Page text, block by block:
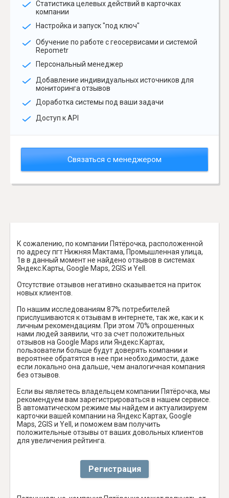
Статистика целевых действий в карточках
компании
Настройка и запуск "под ключ"
Обучение по работе с геосервисами и системой
Repometr
Персональный менеджер
Добавление индивидуальных источников для
мониторинга отзывов
Доработка системы под ваши задачи
Доступ к API
Связаться с менеджером
К сожалению, по компании Пятёрочка, расположенной
по адресу пгт Нижняя Мактама, Промышленная улица,
1в в данный момент не найдено отзывов в системах
Яндекс.Карты, Google Maps, 2GIS и Yell.
Отсутствие отзывов негативно сказывается на приток
новых клиентов.
По нашим исследованиям 87% потребителей
прислушиваются к отзывам в интернете, так же, как и к
личным рекомендациям. При этом 70% опрошенных
нами людей заявили, что за счет положительных
отзывов на Google Maps или Яндекс.Картах,
пользователи больше будут доверять компании и
вероятнее обратятся в нее при необходимости, даже
если локально она дальше, чем аналогичная компания
без отзывов.
Если вы являетесь владельцем компании Пятёрочка, мы
рекомендуем вам зарегистрироваться в нашем сервисе.
В автоматическом режиме мы найдем и актуализируем
карточки вашей компании на Яндекс Картах, Google
Maps, 2GIS и Yell, и поможем вам получить
положительные отзывы от ваших довольных клиентов
для увеличения рейтинга.
Регистрация